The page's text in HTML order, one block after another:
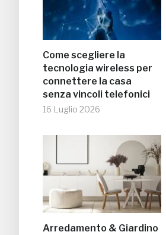
Come scegliere la
tecnologia wireless per
connettere la casa
senza vincoli telefonici
16 Luglio 2026
Arredamento & Giardino